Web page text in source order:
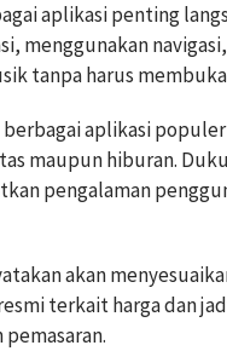
aplikasi penting
menggunakan
tanpa harus
aplikasi
maupun hiburan.
pengalaman
akan
terkait harga dan